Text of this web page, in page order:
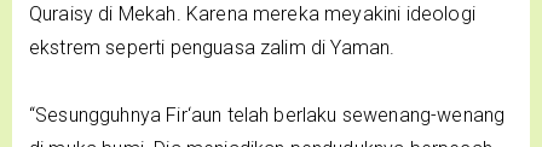
Quraisy di Mekah. Karena mereka meyakini ideologi
ekstrem seperti penguasa zalim di Yaman.
“Sesungguhnya Fir‘aun telah berlaku sewenang-wenang